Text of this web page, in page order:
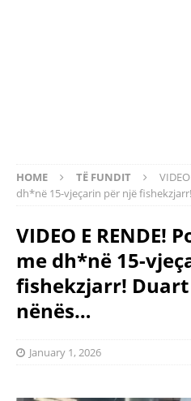
HOME TË FUNDIT
dh*në 15-vjeçarin për një
VIDEO E RENDE!
me dh*në 15-
fishekzjarr! Duart
nënës…
January 1, 2026